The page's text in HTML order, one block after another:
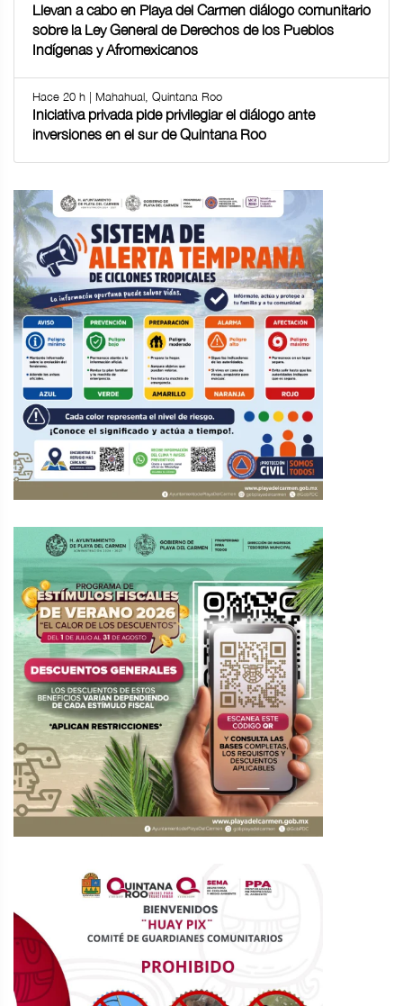
Llevan a cabo en Playa del Carmen diálogo comunitario
sobre la Ley General de Derechos de los Pueblos
Indígenas y Afromexicanos
Hace 20 h | Mahahual, Quintana Roo
Iniciativa privada pide privilegiar el diálogo ante
inversiones en el sur de Quintana Roo